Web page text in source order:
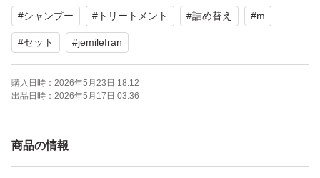
【容量】2500g
ッチを入れるヘアケアブランドです。
#シャンプー # トリートメント #詰め替え #m
#セット #jemilefran
購入日時： 2026年5月23日 18:12
出品日時： 2026年5月17日 03:36
商品の情報